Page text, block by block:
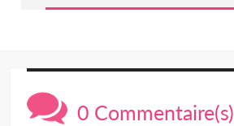
0 Commentaire(s)